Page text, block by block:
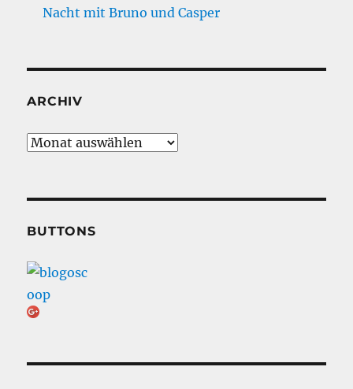
Nacht mit Bruno und Casper
ARCHIV
Archiv
BUTTONS